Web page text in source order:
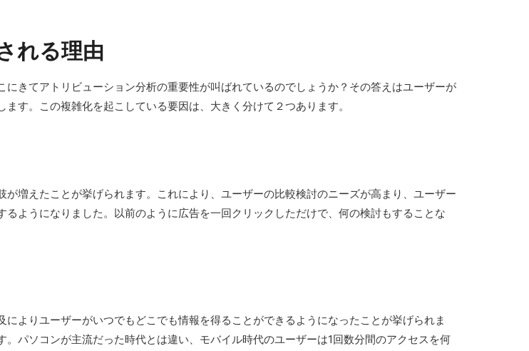
れる理由
きてアトリビューション分析の重要性が叫ばれているのでしょうか？その答えはユーザーが
す。この複雑化を起こしている要因は、大きく分けて２つあります。
増えたことが挙げられます。これにより、ユーザーの比較検討のニーズが高まり、ユーザー
ようになりました。以前のように広告を一回クリックしただけで、何の検討もすることな
よりユーザーがいつでもどこでも情報を得ることができるようになったことが挙げられま
パソコンが主流だった時代とは違い、モバイル時代のユーザーは1回数分間のアクセスを何